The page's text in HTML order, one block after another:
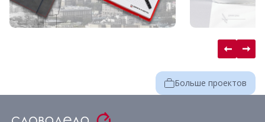
Больше проектов